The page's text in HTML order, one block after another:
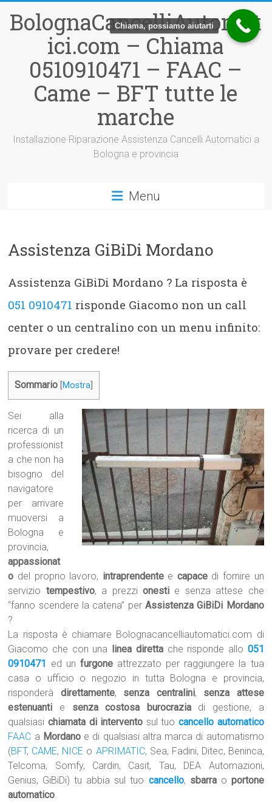
contenuto
BolognaCancelliAutomat
ici.com – Chiama
0510910471 – FAAC –
Came – BFT tutte le
marche
Installazione Riparazione Assistenza Cancelli Automatici a
Bologna e provincia
Menu
Assistenza GiBiDi Mordano
Assistenza GiBiDi Mordano ? La risposta è
051 0910471 risponde Giacomo non un call
center o un centralino con un menu infinito:
provare per credere!
Sommario Mostra
Sei alla
ricerca di un
professionist
a che non ha
bisogno del
navigatore
per arrivare
muoversi a
Bologna e
provincia,
appassionat
o del proprio lavoro, intraprendentee capacedi fornire un
servizio tempestivo, a prezzi onesti e senza attese che
“fanno scendere la catena” per Assistenza GiBiDi Mordano
?
La risposta è chiamare Bolognacancelliautomatici.com di
Giacomo che con una
linea direttache risponde allo 051
0910471
ed un furgoneattrezzato per raggiungere la tua
casa o ufficio o negozio in tutta Bologna e provincia,
risponderà direttamente, senza centralini, senza attese
estenuanti e senza costosa burocraziadi gestione, a
qualsiasichiamata di intervento sul tuo cancello automatico
FAAC a Mordano e di qualsiasi altra marca di automatismo
(BFT, CAME, NICE o APRIMATIC, Sea, Fadini, Ditec, Beninca,
Telcoma, Somfy, Cardin, Casit, Tau, DEA Automazioni,
Genius, GiBiDi) tu abbia sul tuo cancello, sbarrao portone
automatico.
Chiama, possiamo aiutarti